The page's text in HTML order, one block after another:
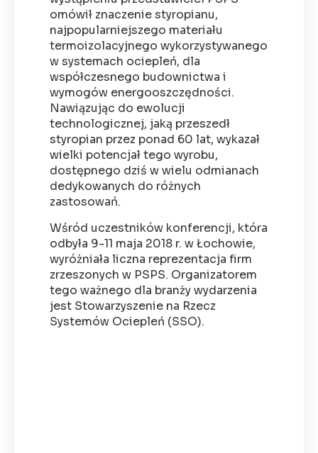
omówił znaczenie styropianu,
najpopularniejszego materiału
termoizolacyjnego wykorzystywanego
w systemach ociepleń, dla
współczesnego budownictwa i
wymogów energooszczędności.
Nawiązując do ewolucji
technologicznej, jaką przeszedł
styropian przez ponad 60 lat, wykazał
wielki potencjał tego wyrobu,
dostępnego dziś w wielu odmianach
dedykowanych do różnych
zastosowań.
Wśród uczestników konferencji, która
odbyła 9-11 maja 2018 r. w Łochowie,
wyróżniała liczna reprezentacja firm
zrzeszonych w PSPS. Organizatorem
tego ważnego dla branży wydarzenia
jest Stowarzyszenie na Rzecz
Systemów Ociepleń (SSO).